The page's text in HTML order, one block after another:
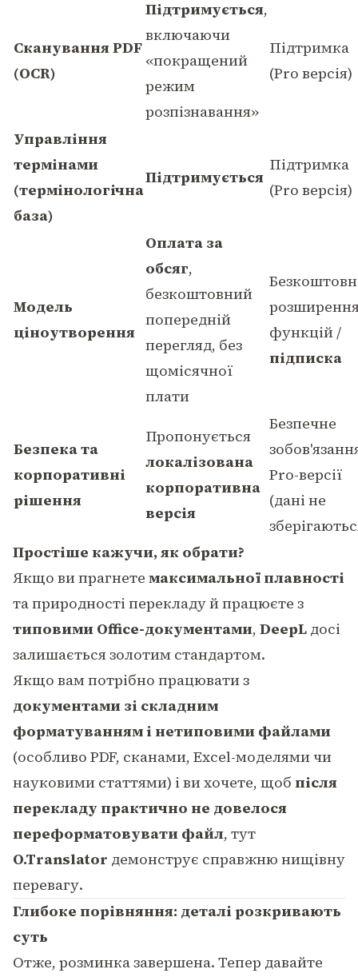
Сканування PDF
(OCR)
Підтримується,
включаючи
«покращений
режим
розпізнавання»
Підтримка
(Pro версія)
Управління
термінами
(термінологічна
база)
Підтримується
Підтримка
(Pro версія)
Модель
ціноутворення
Оплата за
обсяг,
безкоштовний
попередній
перегляд, без
щомісячної
плати
функцій /
підписка
Безпека та
корпоративні
рішення
Пропонується
локалізована
корпоративна
версія
Безпечне
Pro-версії
(дані не
Простіше кажучи, як обрати?
Якщо ви прагнете максимальної плавності
та природності перекладу й працюєте з
типовими Office-документами, DeepL досі
залишається золотим стандартом.
Якщо вам потрібно працювати з
документами зі складним
форматуванням і нетиповими файлами
(особливо PDF, сканами, Excel-моделями чи
науковими статтями) і ви хочете, щоб після
перекладу практично не довелося
переформатовувати файл, тут
O.Translator демонструє справжню нищівну
перевагу.
Глибоке порівняння: деталі розкривають
суть
Отже, розминка завершена. Тепер давайте